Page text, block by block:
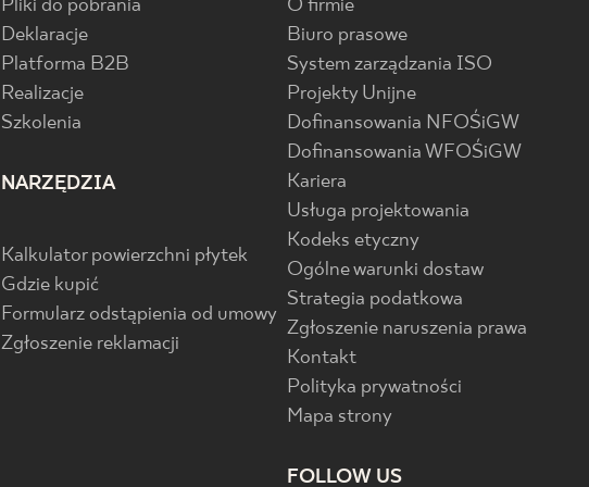
Pliki do pobrania
Deklaracje
Platforma B2B
Realizacje
Szkolenia
NARZĘDZIA
Kalkulator powierzchni płytek
Gdzie kupić
Formularz odstąpienia od umowy
Zgłoszenie reklamacji
O firmie
Biuro prasowe
System zarządzania ISO
Projekty Unijne
Dofinansowania NFOŚiGW
Dofinansowania WFOŚiGW
Kariera
Usługa projektowania
Kodeks etyczny
Ogólne warunki dostaw
Strategia podatkowa
Zgłoszenie naruszenia prawa
Kontakt
Polityka prywatności
Mapa strony
FOLLOW US